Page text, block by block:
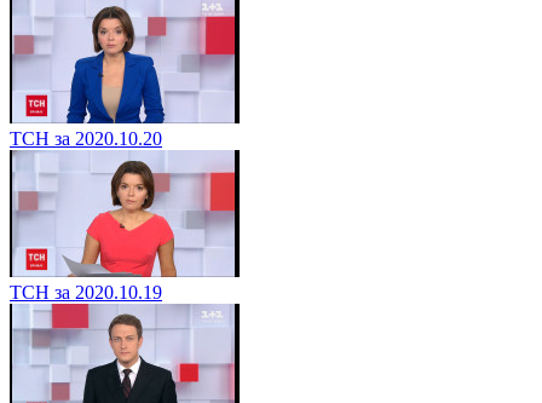
ТСН за 2020.10.20
ТСН за 2020.10.19